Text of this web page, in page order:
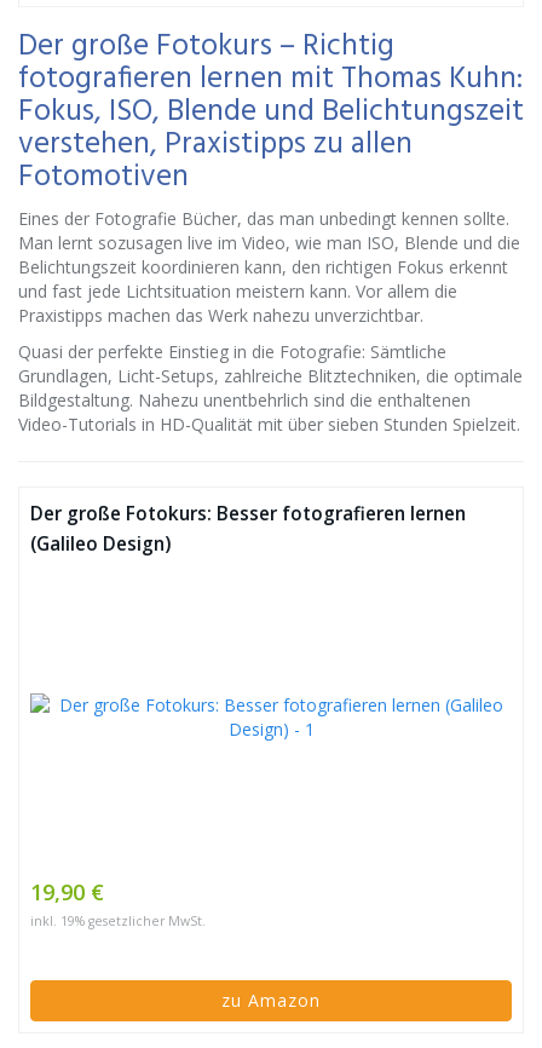
Der große Fotokurs – Richtig
fotografieren lernen mit Thomas Kuhn:
Fokus, ISO, Blende und Belichtungszeit
verstehen, Praxistipps zu allen
Fotomotiven
Eines der Fotografie Bücher, das man unbedingt kennen sollte.
Man lernt sozusagen live im Video, wie man ISO, Blende und die
Belichtungszeit koordinieren kann, den richtigen Fokus erkennt
und fast jede Lichtsituation meistern kann. Vor allem die
Praxistipps machen das Werk nahezu unverzichtbar.
Quasi der perfekte Einstieg in die Fotografie: Sämtliche
Grundlagen, Licht-Setups, zahlreiche Blitztechniken, die optimale
Bildgestaltung. Nahezu unentbehrlich sind die enthaltenen
Video-Tutorials in HD-Qualität mit über sieben Stunden Spielzeit.
Der große Fotokurs: Besser fotografieren lernen
(Galileo Design)
19,90 €
inkl. 19% gesetzlicher MwSt.
zu Amazon